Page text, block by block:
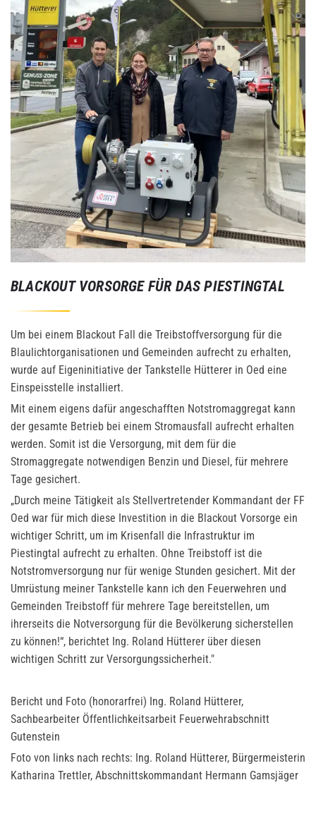
BLACKOUT VORSORGE FÜR DAS PIESTINGTAL
Um bei einem Blackout Fall die Treibstoffversorgung für die
Blaulichtorganisationen und Gemeinden aufrecht zu erhalten,
wurde auf Eigeninitiative der Tankstelle Hütterer in Oed eine
Einspeisstelle installiert.
Mit einem eigens dafür angeschafften Notstromaggregat kann
der gesamte Betrieb bei einem Stromausfall aufrecht erhalten
werden. Somit ist die Versorgung, mit dem für die
Stromaggregate notwendigen Benzin und Diesel, für mehrere
Tage gesichert.
„Durch meine Tätigkeit als Stellvertretender Kommandant der FF
Oed war für mich diese Investition in die Blackout Vorsorge ein
wichtiger Schritt, um im Krisenfall die Infrastruktur im
Piestingtal aufrecht zu erhalten. Ohne Treibstoff ist die
Notstromversorgung nur für wenige Stunden gesichert. Mit der
Umrüstung meiner Tankstelle kann ich den Feuerwehren und
Gemeinden Treibstoff für mehrere Tage bereitstellen, um
ihrerseits die Notversorgung für die Bevölkerung sicherstellen
zu können!“, berichtet Ing. Roland Hütterer über diesen
wichtigen Schritt zur Versorgungssicherheit."
Bericht und Foto (honorarfrei) Ing. Roland Hütterer,
Sachbearbeiter Öffentlichkeitsarbeit Feuerwehrabschnitt
Gutenstein
Foto von links nach rechts: Ing. Roland Hütterer, Bürgermeisterin
Katharina Trettler, Abschnittskommandant Hermann Gamsjäger